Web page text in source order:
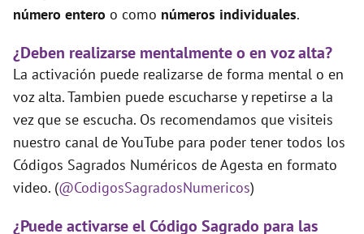
número entero o como números individuales.
¿Deben realizarse mentalmente o en voz alta?
La activación puede realizarse de forma mental o en
voz alta. Tambien puede escucharse y repetirse a la
vez que se escucha. Os recomendamos que visiteis
nuestro canal de YouTube para poder tener todos los
Códigos Sagrados Numéricos de Agesta en formato
video. (@CodigosSagradosNumericos)
¿Puede activarse el Código Sagrado para las